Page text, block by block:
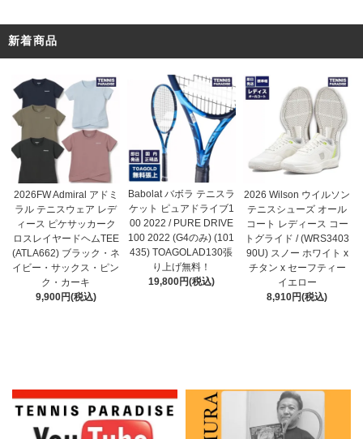
新着商品
2026FW Admiral アドミ
ラル テニスウェア レデ
ィース ピケサッカーク
ロスレイヤードヘムTEE
(ATLA662) ブラック・ネ
イビー・サックス・ピン
ク・カーキ
9,900円(税込)
Babolat バボラ テニスラ
ケット ピュアドライブ1
00 2022 / PURE DRIVE
100 2022 (G4のみ) (101
435) TOAGOLAD130張
り上げ無料！
19,800円(税込)
2026 Wilson ウイルソン
テニスシューズ オール
コート レディース コー
トグライド / (WRS3403
90U) スノー ホワイト x
チタン x セーフティー
イエロー
8,910円(税込)